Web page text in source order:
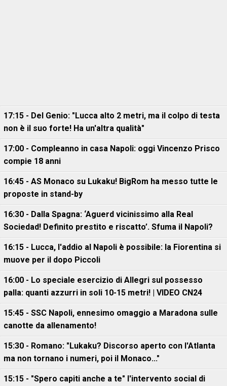
17:15 - Del Genio: "Lucca alto 2 metri, ma il colpo di testa
non è il suo forte! Ha un'altra qualità"
17:00 - Compleanno in casa Napoli: oggi Vincenzo Prisco
compie 18 anni
16:45 - AS Monaco su Lukaku! BigRom ha messo tutte le
proposte in stand-by
16:30 - Dalla Spagna: ‘Aguerd vicinissimo alla Real
Sociedad! Definito prestito e riscatto’. Sfuma il Napoli?
16:15 - Lucca, l'addio al Napoli è possibile: la Fiorentina si
muove per il dopo Piccoli
16:00 - Lo speciale esercizio di Allegri sul possesso
palla: quanti azzurri in soli 10-15 metri! | VIDEO CN24
15:45 - SSC Napoli, ennesimo omaggio a Maradona sulle
canotte da allenamento!
15:30 - Romano: "Lukaku? Discorso aperto con l'Atlanta
ma non tornano i numeri, poi il Monaco..."
15:15 - "Spero capiti anche a te" l'intervento social di